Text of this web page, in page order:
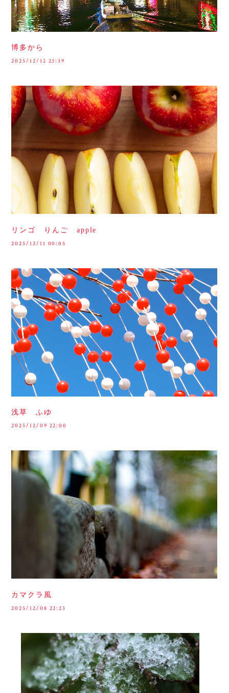
博多から
2025/12/12 23:39
リンゴ りんご apple
2025/12/11 00:05
浅草 ふゆ
2025/12/09 22:00
カマクラ風
2025/12/08 22:23